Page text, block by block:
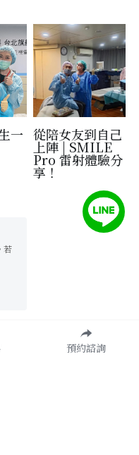
一 從陪女友到自己
上陣 | SMILE
Pro 雷射體驗分
享！
預約諮詢
若